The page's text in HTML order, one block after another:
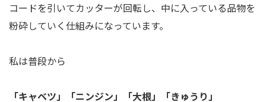
コードを引いてカッターが回転し、中に入っている品物を
粉砕していく仕組みになっています。
私は普段から
「キャベツ」「ニンジン」「大根」「きゅうり」